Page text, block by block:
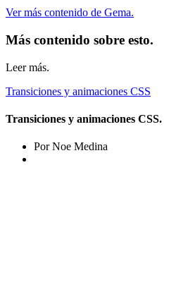
Ver más contenido de Gema.
Más contenido sobre esto.
Leer más.
Transiciones y animaciones CSS
Transiciones y animaciones CSS.
Por Noe Medina